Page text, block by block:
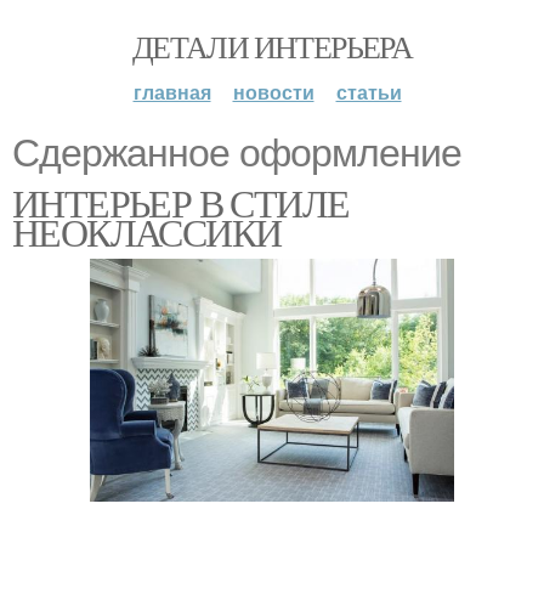
ДЕТАЛИ ИНТЕРЬЕРА
главная новости статьи
Сдержанное оформление
ИНТЕРЬЕР В СТИЛЕ
НЕОКЛАССИКИ